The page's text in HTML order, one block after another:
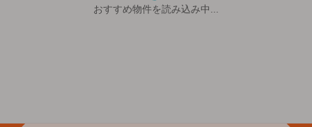
おすすめ物件を読み込み中...